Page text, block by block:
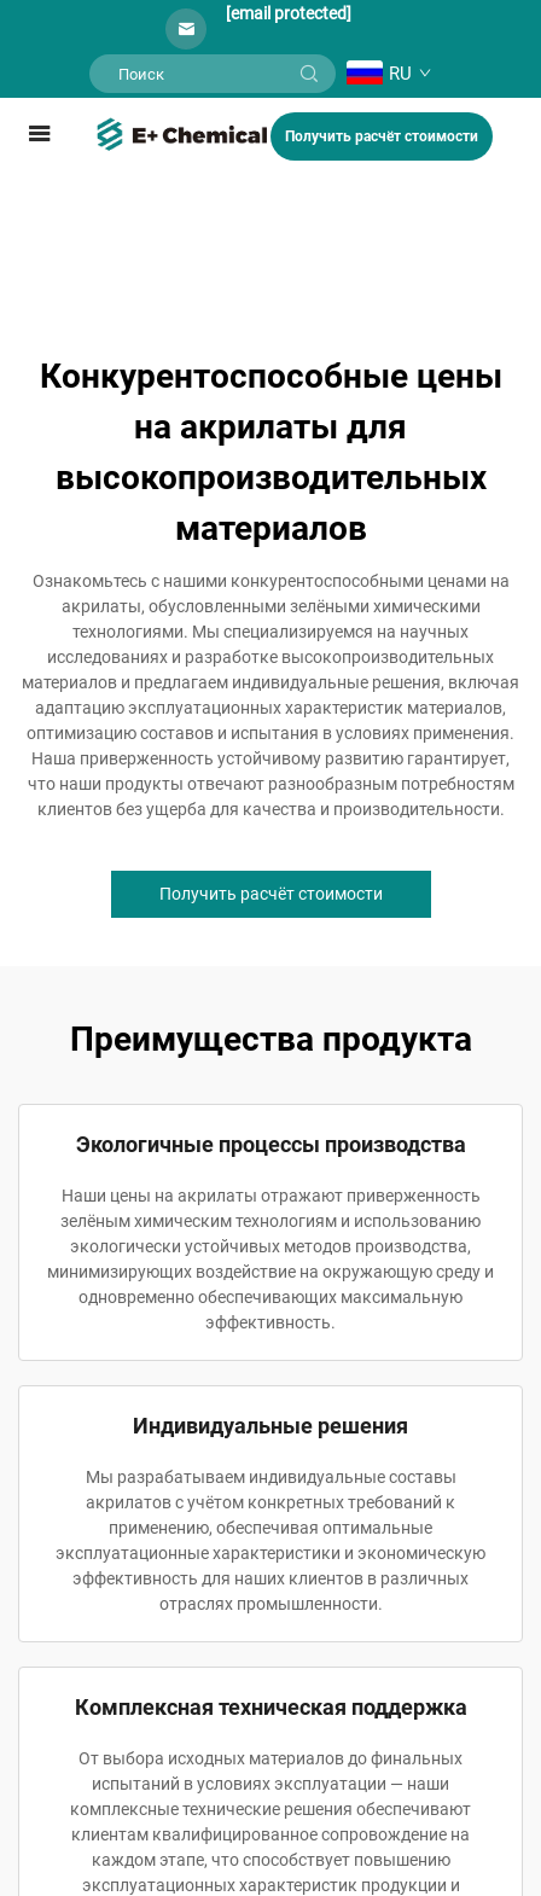
[email protected]
RU
Получить расчёт стоимости
Конкурентоспособные цены
на акрилаты для
высокопроизводительных
материалов
Ознакомьтесь с нашими конкурентоспособными ценами на
акрилаты, обусловленными зелёными химическими
технологиями. Мы специализируемся на научных
исследованиях и разработке высокопроизводительных
материалов и предлагаем индивидуальные решения, включая
адаптацию эксплуатационных характеристик материалов,
оптимизацию составов и испытания в условиях применения.
Наша приверженность устойчивому развитию гарантирует,
что наши продукты отвечают разнообразным потребностям
клиентов без ущерба для качества и производительности.
Получить расчёт стоимости
Преимущества продукта
Экологичные процессы производства
Наши цены на акрилаты отражают приверженность
зелёным химическим технологиям и использованию
экологически устойчивых методов производства,
минимизирующих воздействие на окружающую среду и
одновременно обеспечивающих максимальную
эффективность.
Индивидуальные решения
Мы разрабатываем индивидуальные составы
акрилатов с учётом конкретных требований к
применению, обеспечивая оптимальные
эксплуатационные характеристики и экономическую
эффективность для наших клиентов в различных
отраслях промышленности.
Комплексная техническая поддержка
От выбора исходных материалов до финальных
испытаний в условиях эксплуатации — наши
комплексные технические решения обеспечивают
клиентам квалифицированное сопровождение на
каждом этапе, что способствует повышению
эксплуатационных характеристик продукции и